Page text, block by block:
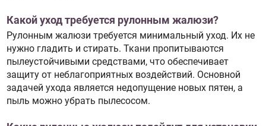
Какой уход требуется рулонным жалюзи?
Рулонным жалюзи требуется минимальный уход. Их не
нужно гладить и стирать. Ткани пропитываются
пылеустойчивыми средствами, что обеспечивает
защиту от неблагоприятных воздействий. Основной
задачей ухода является недопущение новых пятен, а
пыль можно убрать пылесосом.